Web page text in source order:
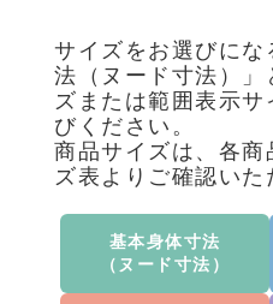
サイズをお選びに
法（ヌード寸法）」
ズまたは範囲表示
びください。
商品サイズは、各商
ズ表よりご確認いた
基本身体寸法
（ヌード寸法）